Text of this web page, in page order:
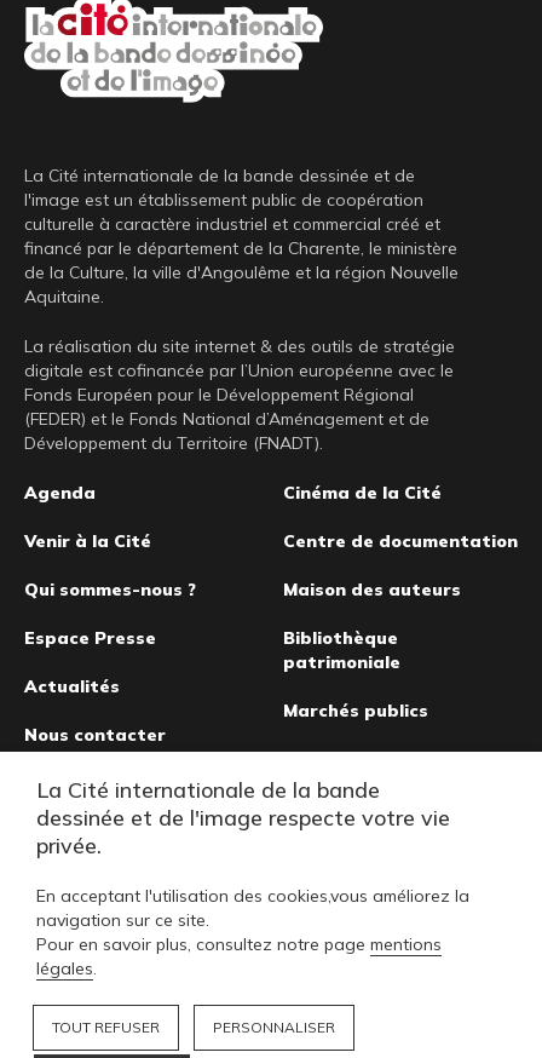
La Cité internationale de la bande dessinée et de
l'image est un établissement public de coopération
culturelle à caractère industriel et commercial créé et
financé par le département de la Charente, le ministère
de la Culture, la ville d'Angoulême et la région Nouvelle
Aquitaine.
La réalisation du site internet & des outils de stratégie
digitale est cofinancée par l’Union européenne avec le
Fonds Européen pour le Développement Régional
(FEDER) et le Fonds National d’Aménagement et de
Développement du Territoire (FNADT).
Pied
de
Agenda
Venir à la Cité
Qui sommes-nous ?
Espace Presse
Actualités
Nous contacter
Musée de la bande
dessinée
Cinéma de la Cité
Centre de documentation
Maison des auteurs
Bibliothèque
patrimoniale
Marchés publics
La Cité internationale de la bande
dessinée et de l'image respecte votre vie
privée.
En acceptant l'utilisation des cookies,vous améliorez la
navigation sur ce site.
Pour en savoir plus, consultez notre page mentions
légales.
TOUT REFUSER PERSONNALISER